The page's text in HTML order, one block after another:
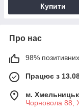
Купити
Про нас
98% позитивних
Працює з
м.
Чорновола 88,